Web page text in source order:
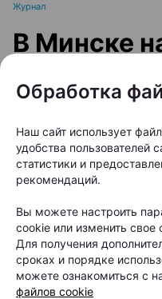
Журнал
В Минске
фестиваль
Автор: relax.by, 07.08.2026
8 и 9 августа на
в парке Lakeside
состоится Pets Fest
посвященный
Обработка
Наш сайт использует
удобства пользователей
статистики и
рекомендаций.
Вы можете настроить
cookie или изменить свое
Для получения
сроках и порядке
можете ознакомиться с
файлов cookie